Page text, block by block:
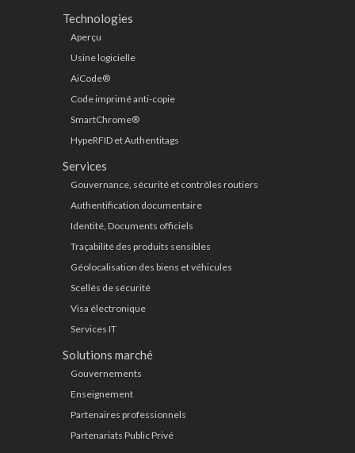
Technologies
Aperçu
Usine logicielle
AiCode®
Code imprimé anti-copie
SmartChrome®
HypeRFID et Authentitags
Services
Gouvernance, sécurité et contrôles routiers
Authentification documentaire
Identité, Documents officiels
Traçabilité des produits sensibles
Géolocalisation des biens et véhicules
Scellés de sécurité
Visa électronique
Services IT
Solutions marché
Gouvernements
Enseignement
Partenaires professionnels
Partenariats Public Privé